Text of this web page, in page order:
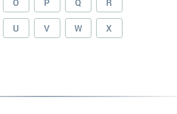
O P Q R
U V W X